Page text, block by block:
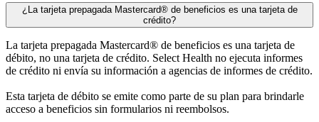
¿La tarjeta prepagada Mastercard® de beneficios es una tarjeta de
crédito?
La tarjeta prepagada Mastercard® de beneficios es una tarjeta de
débito, no una tarjeta de crédito. Select Health no ejecuta informes
de crédito ni envía su información a agencias de informes de crédito.
Esta tarjeta de débito se emite como parte de su plan para brindarle
acceso a beneficios sin formularios ni reembolsos.